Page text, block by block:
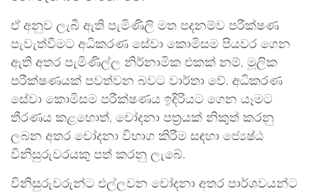
ඒ අනුව ලැබී ඇති පැමිණිලි මත පදනම්ව පරීක්ෂණ
පැවැත්වීමට අධිකරණ සේවා කොමිසම පියවර ගෙන
ඇති අතර පැමිණිල්ල නිර්නාමික එකක් නම්, මූලික
පරීක්ෂණයක් පවත්වන බවට වාර්තා වේ. අධිකරණ
සේවා කොමිසම පරීක්ෂණය ඉදිරියට ගෙන යෑමට
තීරණය කළහොත්, චෝදනා පත්‍රයක් නිකුත් කරනු
ලබන අතර චෝදනා විභාග කිරීම සඳහා ජ්‍යෙෂ්ඨ
විනිසුරුවරයකු පත් කරනු ලැබේ.
විනිසුරුවරුන්ට එල්ලවන චෝදනා අතර පාර්ශවයන්ට